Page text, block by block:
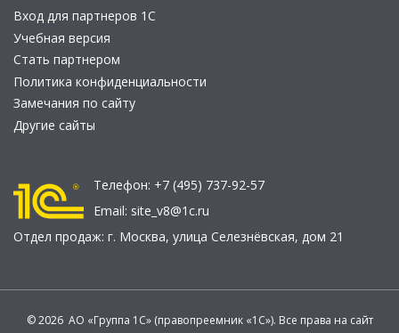
Вход для партнеров 1С
Учебная версия
Стать партнером
Политика конфиденциальности
Замечания по сайту
Другие сайты
Телефон: +7 (495) 737-92-57
Email: site_v8@1c.ru
Отдел продаж: г. Москва, улица Селезнёвская, дом 21
© 2026 АО «Группа 1С» (правопреемник «1С»). Все права на сайт